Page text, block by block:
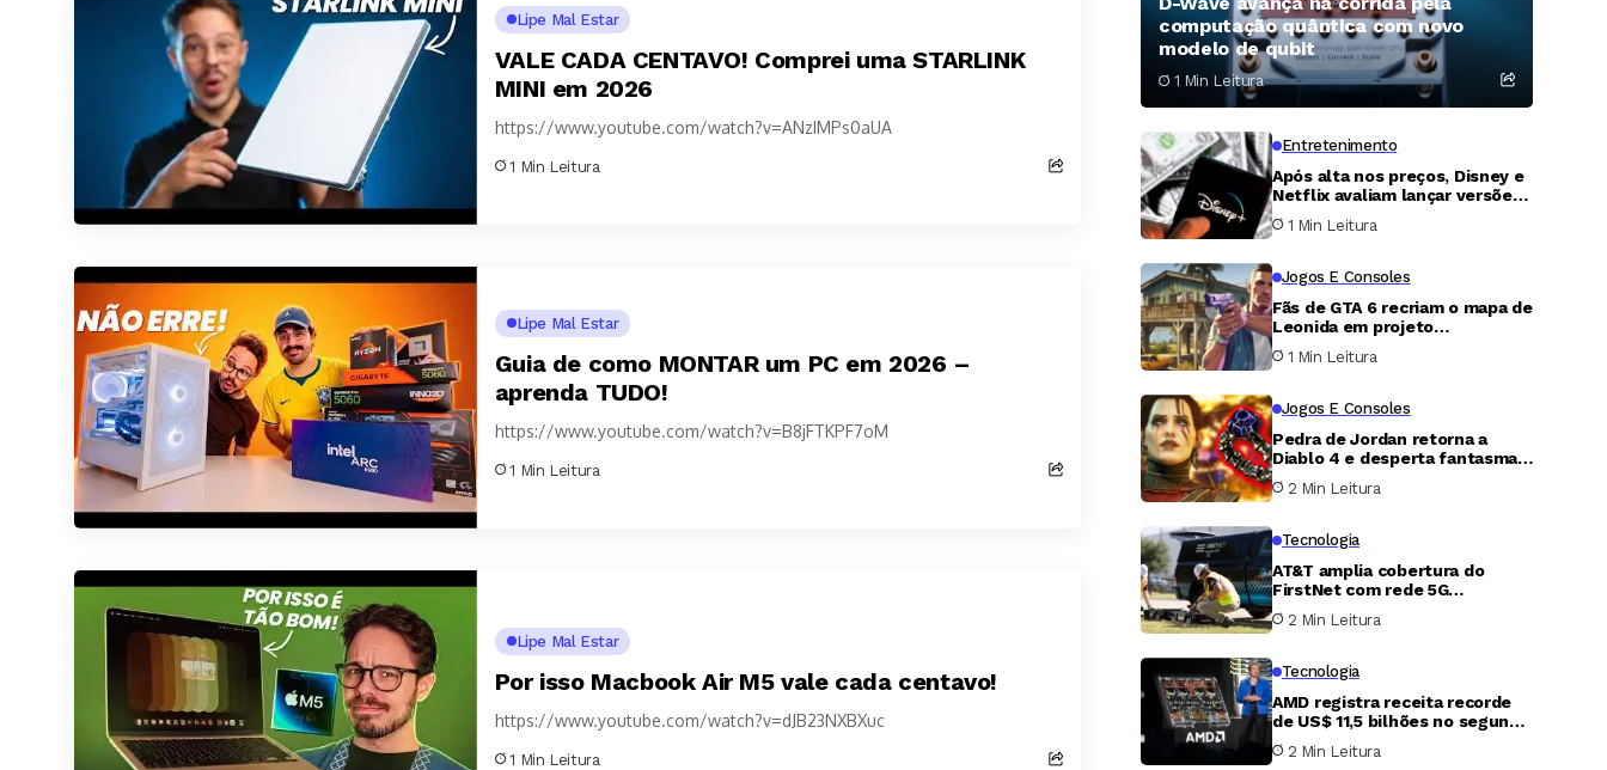
Lipe Mal Estar
VALE CADA CENTAVO! Comprei uma STARLINK
MINI em 2026
https://www.youtube.com/watch?v=ANzIMPs0aUA
1 Min Leitura
Lipe Mal Estar
Guia de como MONTAR um PC em 2026 –
aprenda TUDO!
https://www.youtube.com/watch?v=B8jFTKPF7oM
1 Min Leitura
Lipe Mal Estar
Por isso Macbook Air M5 vale cada centavo!
https://www.youtube.com/watch?v=dJB23NXBXuc
1 Min Leitura
computação quântica com novo
modelo de qubit
1 Min Leitura
Entretenimento
Após alta nos preços, Disney e
Netflix avaliam lançar versões
gratuitas de seus serviços de
streaming
1 Min Leitura
Jogos E Consoles
Fãs de GTA 6 recriam o mapa de
Leonida em projeto
colaborativo e indicam possível
endereço de Jason
1 Min Leitura
Jogos E Consoles
Pedra de Jordan retorna a
Diablo 4 e desperta fantasmas
da crise econômica de Diablo 2
2 Min Leitura
Tecnologia
AT&T amplia cobertura do
FirstNet com rede 5G
autônoma dedicada a
socorristas
2 Min Leitura
Tecnologia
AMD registra receita recorde
de US$ 11,5 bilhões no segundo
trimestre com salto de 107%
em centros de dados
2 Min Leitura